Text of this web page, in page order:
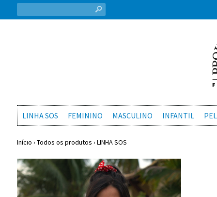
s
LINHA SOS FEMININO MASCULINO INFANTIL
Início › Todos os produtos › LINHA SOS